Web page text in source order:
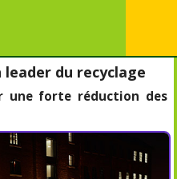
leader du recyclage
une forte réduction des